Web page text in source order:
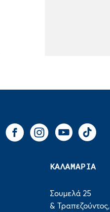
FacebookInstagram
You Tube Tik Tok
ΚΑΛΑΜΑΡΙΑ
Σουμελά 25
& Τραπεζούντος,